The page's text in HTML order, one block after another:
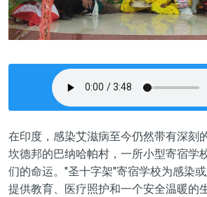
在印度，感染艾滋病至今仍然带有深刻
坎德邦的巴纳哈帕村，一所小型寄宿学
们的命运。"圣十字架"寄宿学校为感染
提供教育、医疗照护和一个安全温暖的